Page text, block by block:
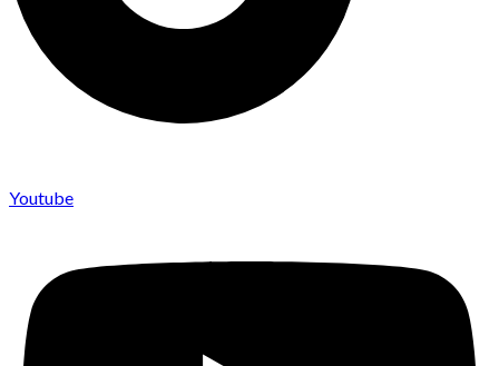
Youtube